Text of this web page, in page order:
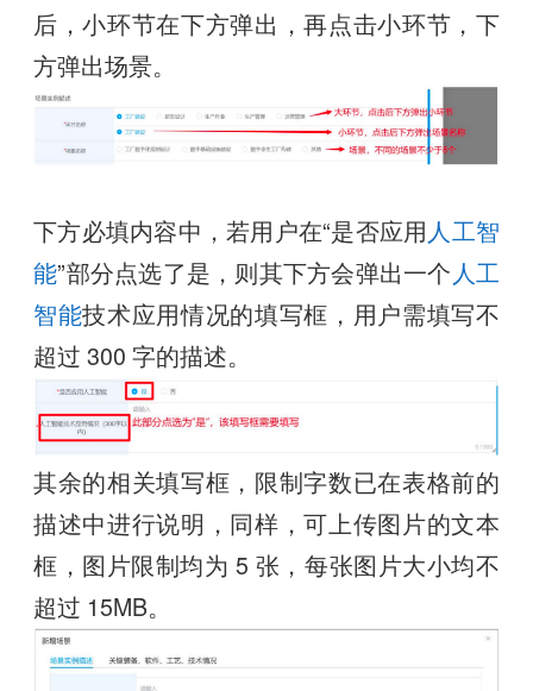
后，小环节在下方弹出，再点击小环节，下
方弹出场景。
下方必填内容中，若用户在“是否应用人工智
能”部分点选了是，则其下方会弹出一个人工
智能技术应用情况的填写框，用户需填写不
超过 300 字的描述。
其余的相关填写框，限制字数已在表格前的
描述中进行说明，同样，可上传图片的文本
框，图片限制均为 5 张，每张图片大小均不
超过 15MB。